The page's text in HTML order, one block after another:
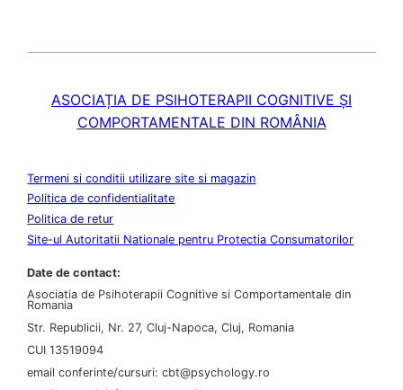
ASOCIAȚIA DE PSIHOTERAPII COGNITIVE ȘI
COMPORTAMENTALE DIN ROMÂNIA
Termeni si conditii utilizare site si magazin
Politica de confidentialitate
Politica de retur
Site-ul Autoritatii Nationale pentru Protectia Consumatorilor
Date de contact:
Asociatia de Psihoterapii Cognitive si Comportamentale din
Romania
Str. Republicii, Nr. 27, Cluj-Napoca, Cluj, Romania
CUI 13519094
email conferinte/cursuri: cbt@psychology.ro